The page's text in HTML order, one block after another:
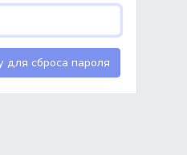
для сброса пароля